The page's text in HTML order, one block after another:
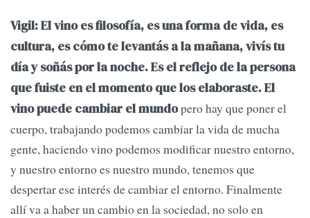
Vigil: El vino es filosofía, es una forma de vida, es
cultura, es cómo te levantás a la mañana, vivís tu
día y soñás por la noche. Es el reflejo de la persona
que fuiste en el momento que los elaboraste. El
vino puede cambiar el mundopero hay que poner el
cuerpo, trabajando podemos cambiar la vida de mucha
gente, haciendo vino podemos modificar nuestro entorno,
y nuestro entorno es nuestro mundo, tenemos que
despertar ese interés de cambiar el entorno. Finalmente
allí va a haber un cambio en la sociedad, no solo en